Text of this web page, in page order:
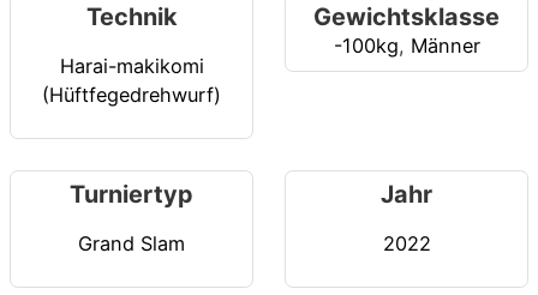
Technik
Harai-makikomi
(Hüftfegedrehwurf)
Gewichtsklasse
-100kg, Männer
Turniertyp
Grand Slam
Jahr
2022